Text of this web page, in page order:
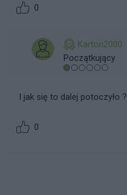
0
Karton2000
Początkujący
I jak się to dalej potoczyło ?
0